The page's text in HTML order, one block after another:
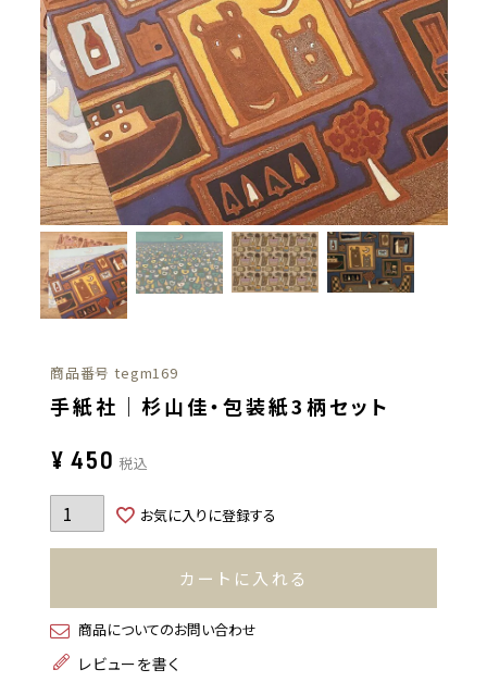
商品番号 tegm169
手紙社｜杉山佳・包装紙3柄セット
¥ 450 税込
お気に入りに登録する
カートに入れる
商品についてのお問い合わせ
レビューを書く